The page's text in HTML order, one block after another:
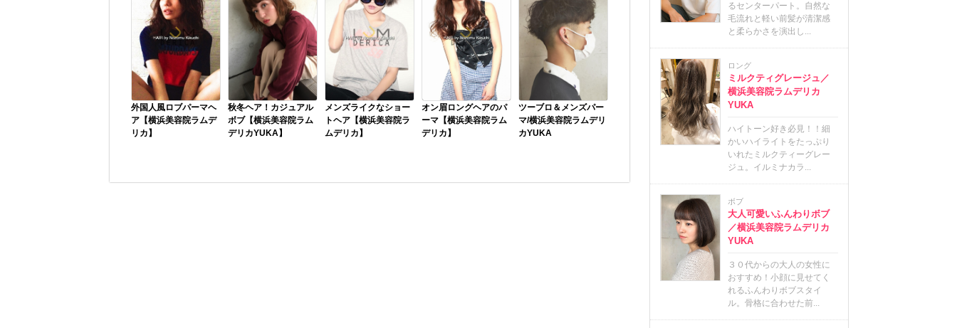
外国人風ロブパーマヘ
ア【横浜美容院ラムデ
リカ】
秋冬ヘア！カジュアル
ボブ【横浜美容院ラム
デリカYUKA】
メンズライクなショー
トヘア【横浜美容院ラ
ムデリカ】
オン眉ロングヘアのパ
ーマ【横浜美容院ラム
デリカ】
ツーブロ＆メンズパー
マ/横浜美容院ラムデリ
カYUKA
るセンターパート。自然な
毛流れと軽い前髪が清潔感
と柔らかさを演出し...
ロング
ミルクティグレージュ／
横浜美容院ラムデリカ
YUKA
ハイトーン好き必見！！細
かいハイライトをたっぷり
いれたミルクティーグレー
ジュ。イルミナカラ...
ボブ
大人可愛いふんわりボブ
／横浜美容院ラムデリカ
YUKA
３０代からの大人の女性に
おすすめ！小顔に見せてく
れるふんわりボブスタイ
ル。骨格に合わせた前...